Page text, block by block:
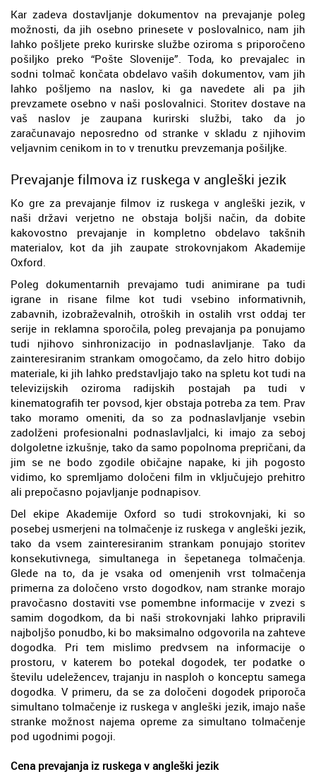
Kar zadeva dostavljanje dokumentov na prevajanje poleg
možnosti, da jih osebno prinesete v poslovalnico, nam jih
lahko pošljete preko kurirske službe oziroma s priporočeno
pošiljko preko “Pošte Slovenije”. Toda, ko prevajalec in
sodni tolmač končata obdelavo vaših dokumentov, vam jih
lahko pošljemo na naslov, ki ga navedete ali pa jih
prevzamete osebno v naši poslovalnici. Storitev dostave na
vaš naslov je zaupana kurirski službi, tako da jo
zaračunavajo neposredno od stranke v skladu z njihovim
veljavnim cenikom in to v trenutku prevzemanja pošiljke.
Prevajanje filmova iz ruskega v angleški jezik
Ko gre za prevajanje filmov iz ruskega v angleški jezik, v
naši državi verjetno ne obstaja boljši način, da dobite
kakovostno prevajanje in kompletno obdelavo takšnih
materialov, kot da jih zaupate strokovnjakom Akademije
Oxford.
Poleg dokumentarnih prevajamo tudi animirane pa tudi
igrane in risane filme kot tudi vsebino informativnih,
zabavnih, izobraževalnih, otroških in ostalih vrst oddaj ter
serije in reklamna sporočila, poleg prevajanja pa ponujamo
tudi njihovo sinhronizacijo in podnaslavljanje. Tako da
zainteresiranim strankam omogočamo, da zelo hitro dobijo
materiale, ki jih lahko predstavljajo tako na spletu kot tudi na
televizijskih oziroma radijskih postajah pa tudi v
kinematografih ter povsod, kjer obstaja potreba za tem. Prav
tako moramo omeniti, da so za podnaslavljanje vsebin
zadolženi profesionalni podnaslavljalci, ki imajo za seboj
dolgoletne izkušnje, tako da samo popolnoma prepričani, da
jim se ne bodo zgodile običajne napake, ki jih pogosto
vidimo, ko spremljamo določeni film in vključujejo prehitro
ali prepočasno pojavljanje podnapisov.
Del ekipe Akademije Oxford so tudi strokovnjaki, ki so
posebej usmerjeni na tolmačenje iz ruskega v angleški jezik,
tako da vsem zainteresiranim strankam ponujajo storitev
konsekutivnega, simultanega in šepetanega tolmačenja.
Glede na to, da je vsaka od omenjenih vrst tolmačenja
primerna za določeno vrsto dogodkov, nam stranke morajo
pravočasno dostaviti vse pomembne informacije v zvezi s
samim dogodkom, da bi naši strokovnjaki lahko pripravili
najboljšo ponudbo, ki bo maksimalno odgovorila na zahteve
dogodka. Pri tem mislimo predvsem na informacije o
prostoru, v katerem bo potekal dogodek, ter podatke o
številu udeležencev, trajanju in nasploh o konceptu samega
dogodka. V primeru, da se za določeni dogodek priporoča
simultano tolmačenje iz ruskega v angleški jezik, imajo naše
stranke možnost najema opreme za simultano tolmačenje
pod ugodnimi pogoji.
Cena prevajanja iz ruskega v angleški jezik